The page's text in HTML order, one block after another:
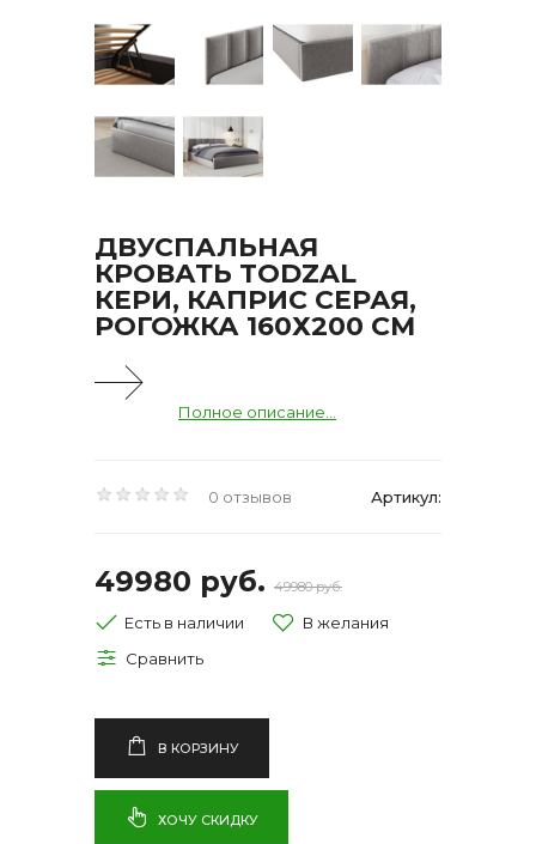
ДВУСПАЛЬНАЯ
КРОВАТЬ TODZAL
КЕРИ, КАПРИС СЕРАЯ,
РОГОЖКА 160Х200 СМ
Полное описание...
0 отзывов Артикул:
49980 руб. 49980 руб.
Есть в наличии
В КОРЗИНУ
ХОЧУ СКИДКУ